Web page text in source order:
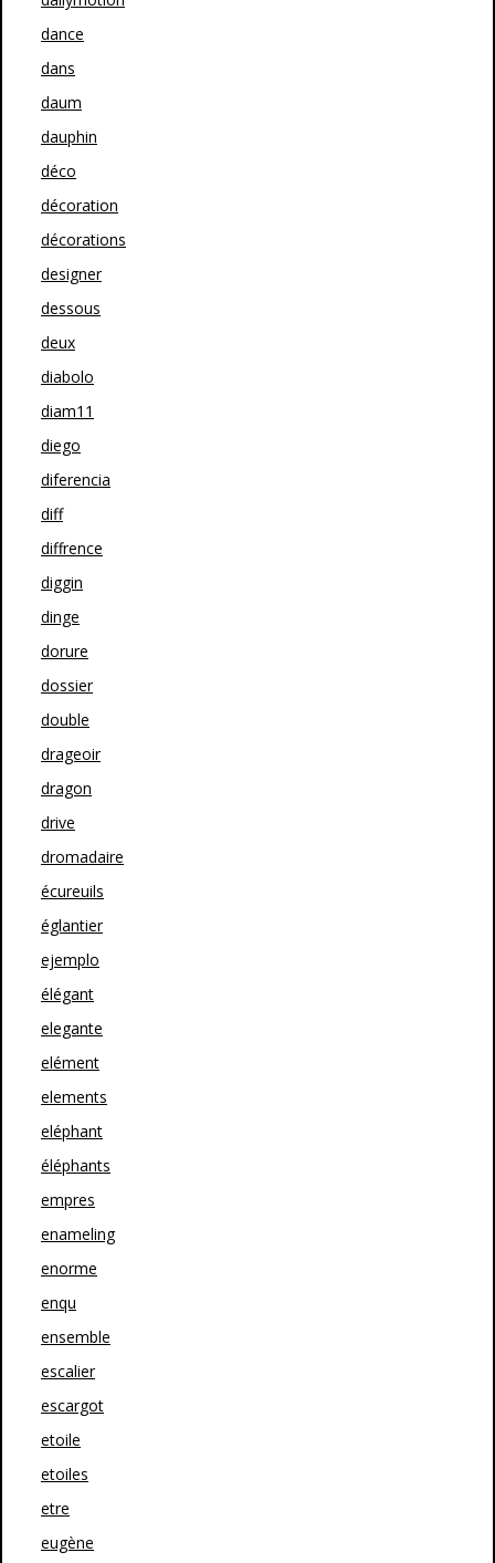
dance
dans
daum
dauphin
déco
décoration
décorations
designer
dessous
deux
diabolo
diam11
diego
diferencia
diff
diffrence
diggin
dinge
dorure
dossier
double
drageoir
dragon
drive
dromadaire
écureuils
églantier
ejemplo
élégant
elegante
elément
elements
eléphant
éléphants
empres
enameling
enorme
enqu
ensemble
escalier
escargot
etoile
etoiles
etre
eugène